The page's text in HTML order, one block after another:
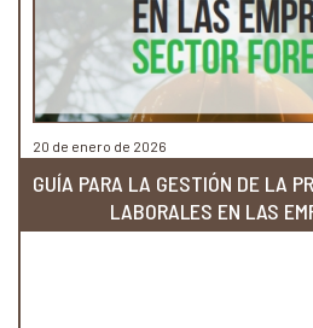
20 de enero de 2026
GUÍA PARA LA GESTIÓN DE LA PREVENCIÓN DE RIESGOS
LABORALES EN LAS